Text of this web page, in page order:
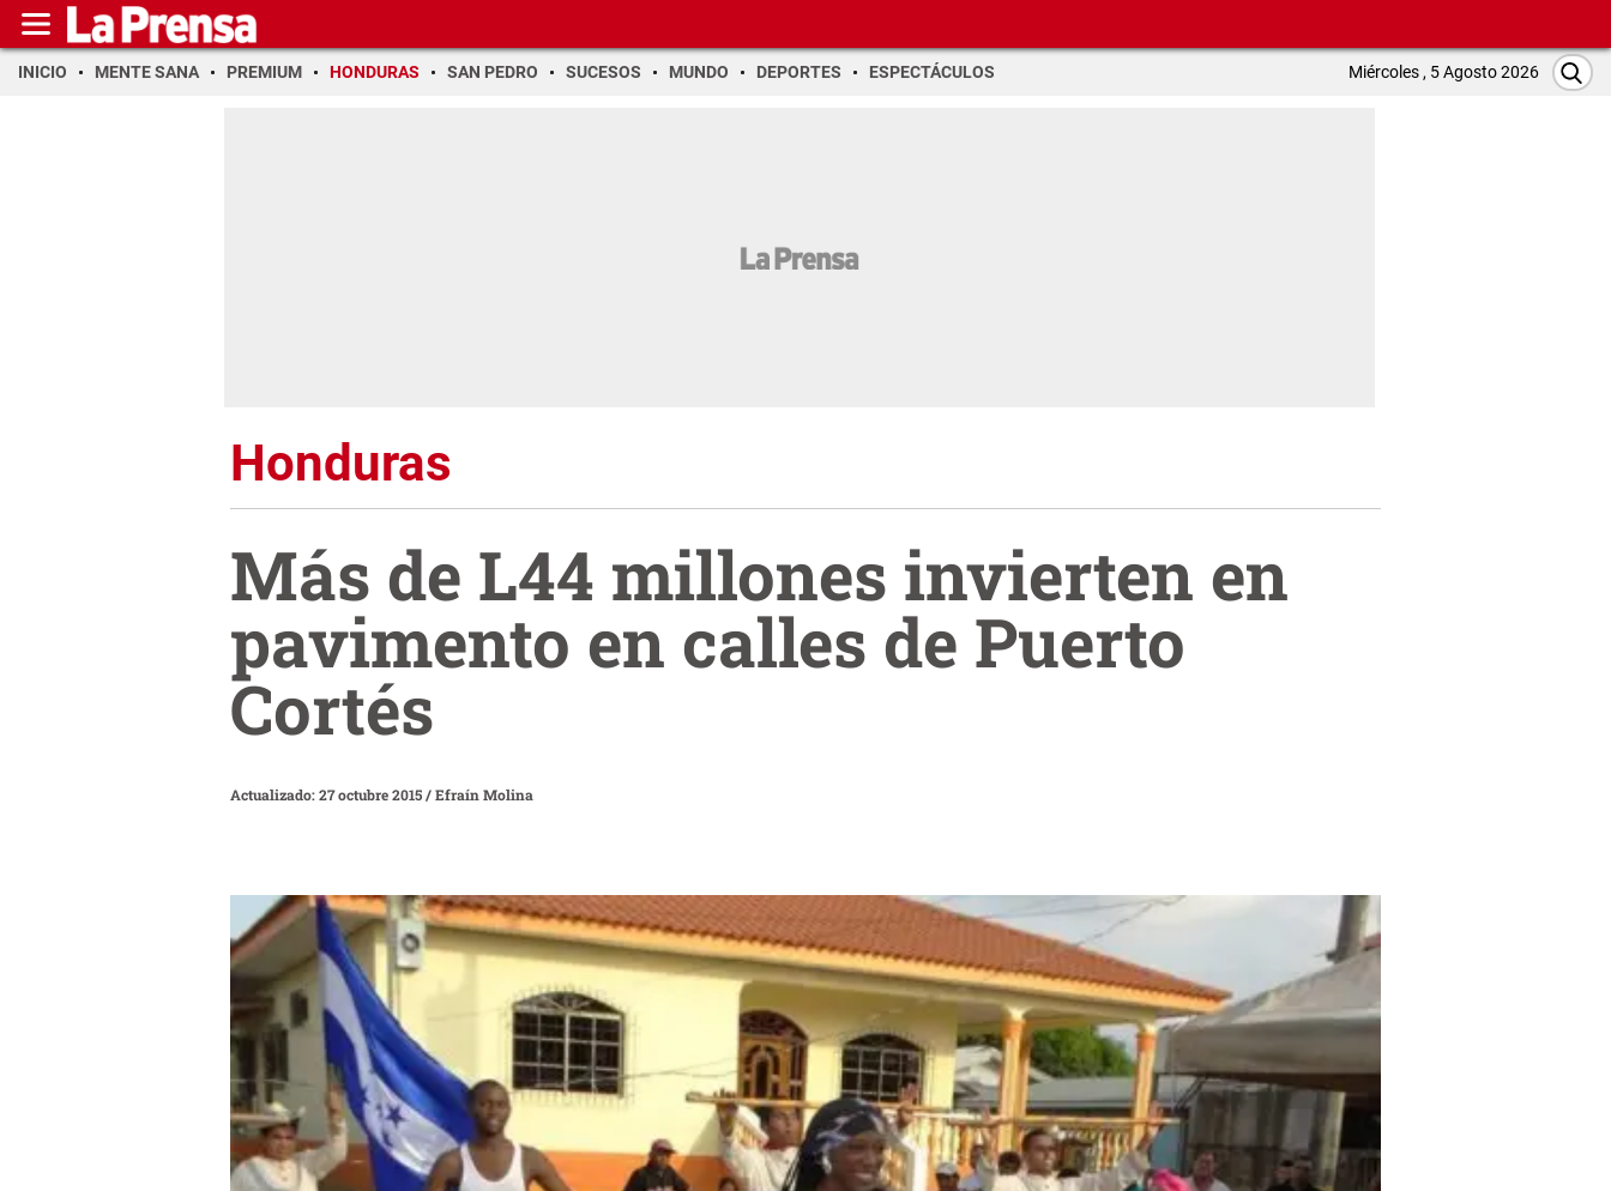
INICIO MENTE SANA PREMIUM HONDURAS SAN PEDRO SUCESOS MUNDO DEPORTES ESPECTÁCULOS Miércoles , 5 Agosto 2026
Honduras
Más de L44 millones invierten en
pavimento en calles de Puerto
Cortés
Actualizado: 27 octubre 2015/Efraín Molina